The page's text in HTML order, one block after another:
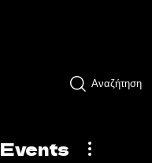
Αναζήτηση
Events